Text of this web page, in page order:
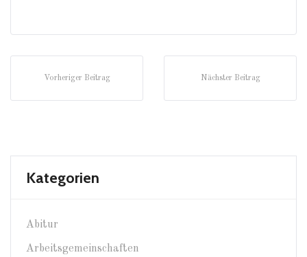
Vorheriger Beitrag Nächster Beitrag
Kategorien
Abitur
Arbeitsgemeinschaften